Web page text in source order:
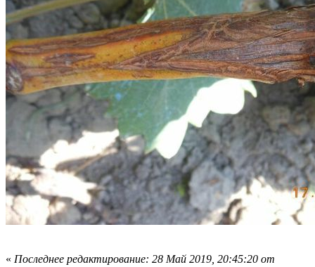
« Последнее редактирование: 28 Май 2019, 20:45:20 от